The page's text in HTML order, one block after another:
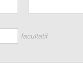
facultatif